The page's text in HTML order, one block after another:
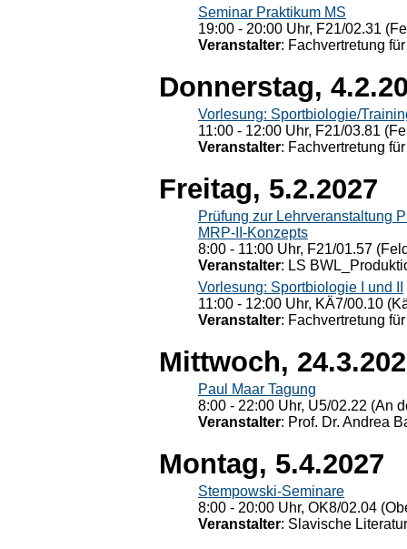
Seminar Praktikum MS
19:00 - 20:00 Uhr, F21/02.31
Veranstalter: Fachvertretung
Donnerstag,
Vorlesung: Sportbiologie/
11:00 - 12:00 Uhr, F21/03.81
Veranstalter: Fachvertretung
Freitag, 5.2.2027
Prüfung zur Lehrveranstaltung
MRP-II-Konzepts
8:00 - 11:00 Uhr, F21/01.57
Veranstalter: LS
Vorlesung: Sportbiologie I und II
11:00 - 12:00 Uhr, KÄ7/00.10
Veranstalter: Fachvertretung
Mittwoch,
Paul Maar Tagung
8:00 - 22:00 Uhr, U5/02.22 (An
Veranstalter: Prof. Dr. Andrea
Montag, 5.4.2027
Stempowski-Seminare
8:00 - 20:00 Uhr, OK8/02.04
Veranstalter: Slavische